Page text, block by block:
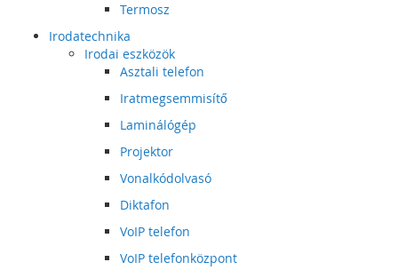
Termosz
Irodatechnika
Irodai eszközök
Asztali telefon
Iratmegsemmisítő
Laminálógép
Projektor
Vonalkódolvasó
Diktafon
VoIP telefon
VoIP telefonközpont